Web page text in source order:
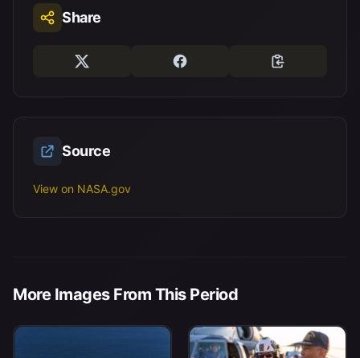
Share
Source
View on NASA.gov
More Images From This Period